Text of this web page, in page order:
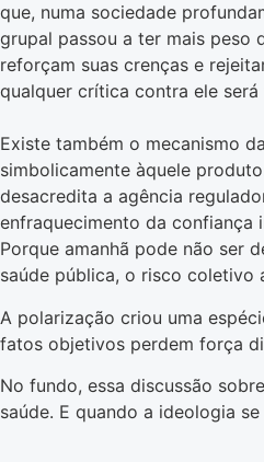
que, numa sociedade
grupal passou a ter mais peso
reforçam suas crenças e
qualquer crítica contra ele
Existe também o mecanismo
simbolicamente àquele
desacredita a agência
enfraquecimento da confiança
Porque amanhã pode não ser
saúde pública, o risco coletivo
A polarização criou uma
fatos objetivos perdem força
No fundo, essa discussão
saúde. E quando a ideologia